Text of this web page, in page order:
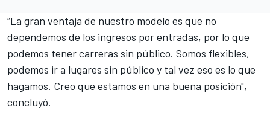
“La gran ventaja de nuestro modelo es que no
dependemos de los ingresos por entradas, por lo que
podemos tener carreras sin público. Somos flexibles,
podemos ir a lugares sin público y tal vez eso es lo que
hagamos. Creo que estamos en una buena posición",
concluyó.